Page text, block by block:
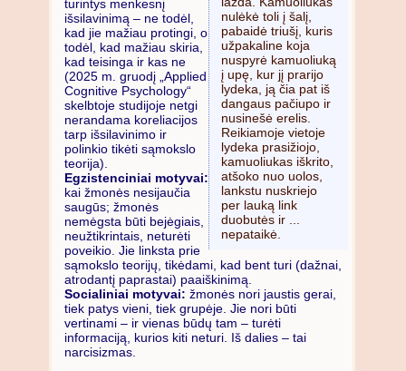
nulėkė toli į šalį,
pabaidė triušį, kuris
užpakaline koja
nuspyrė kamuoliuką
į upę, kur jį prarijo
lydeka, ją čia pat iš
dangaus pačiupo ir
nusinešė erelis.
Reikiamoje vietoje
lydeka prasižiojo,
kamuoliukas iškrito,
atšoko nuo uolos,
lankstu nuskriejo
per lauką link
duobutės ir ...
nepataikė.
turintys menkesnį
išsilavinimą – ne todėl,
kad jie mažiau protingi, o
todėl, kad mažiau skiria,
kad teisinga ir kas ne
(2025 m. gruodį „Applied
Cognitive Psychology“
skelbtoje studijoje netgi
nerandama koreliacijos
tarp išsilavinimo ir
polinkio tikėti sąmokslo
teorija).
Egzistenciniai motyvai:
kai žmonės nesijaučia
saugūs; žmonės
nemėgsta būti bejėgiais,
neužtikrintais, neturėti
poveikio. Jie linksta prie
sąmokslo teorijų, tikėdami, kad bent turi (dažnai,
atrodantį paprastai) paaiškinimą.
Socialiniai motyvai: žmonės nori jaustis gerai,
tiek patys vieni, tiek grupėje. Jie nori būti
vertinami – ir vienas būdų tam – turėti
informaciją, kurios kiti neturi. Iš dalies – tai
narcisizmas.